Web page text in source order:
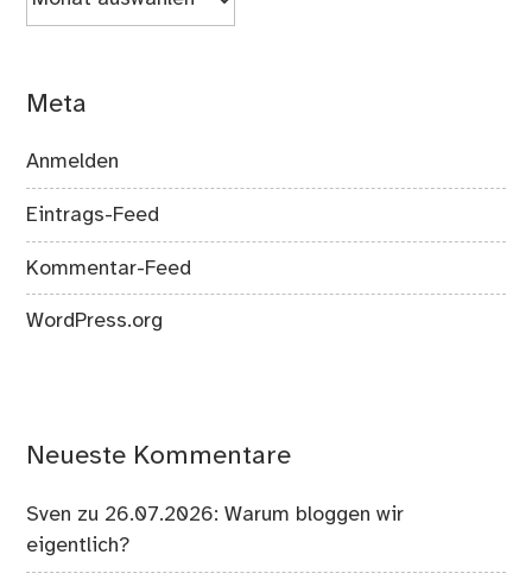
Meta
Anmelden
Eintrags-Feed
Kommentar-Feed
WordPress.org
Neueste Kommentare
Sven zu 26.07.2026: Warum bloggen wir
eigentlich?